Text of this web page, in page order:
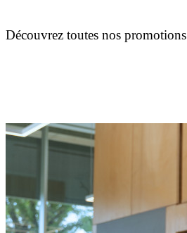
Découvrez toutes nos promotions